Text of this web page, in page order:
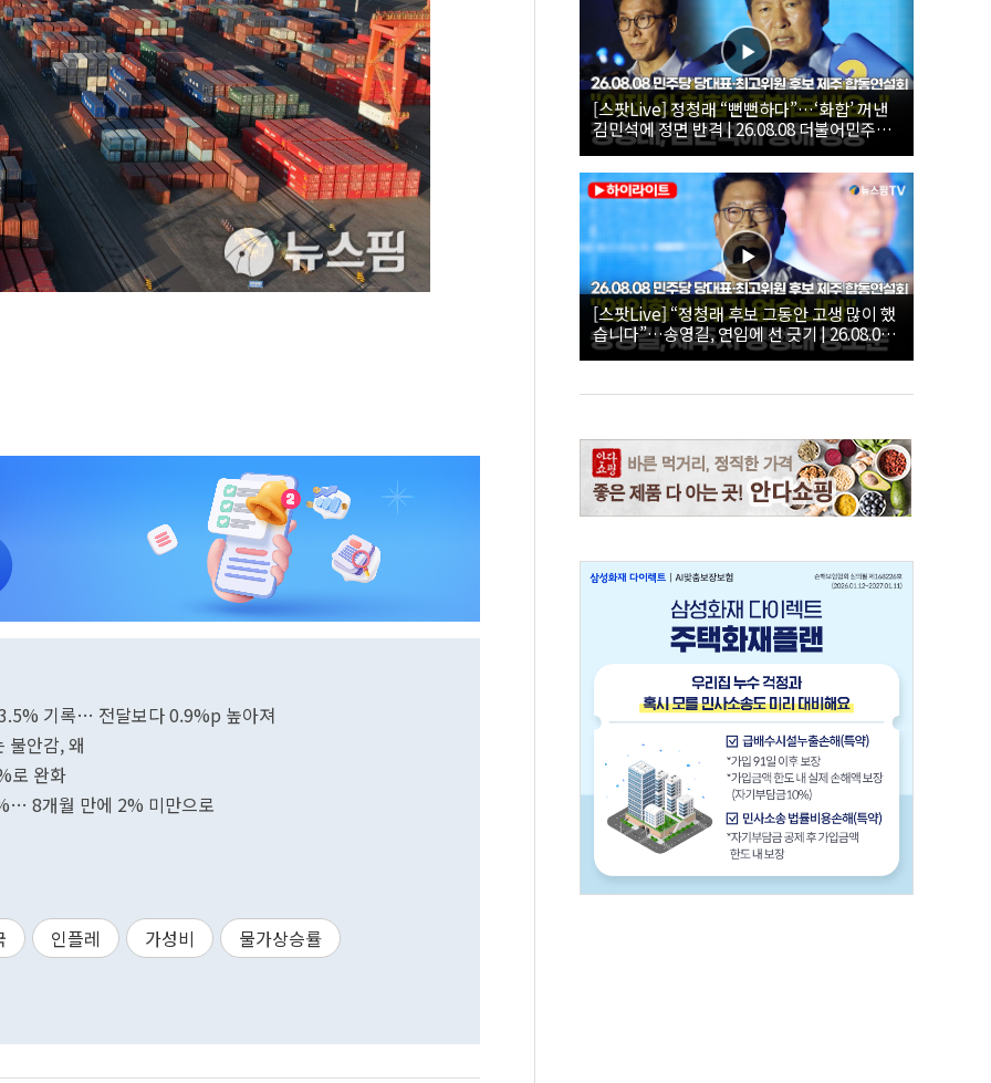
기록… 전달보다 0.9%p 높아져
불안감, 왜
로 완화
8개월 만에 2% 미만으로
인플레 가성비 물가상승률
[스팟Live] 정청래 “뻔뻔하다”…‘화합’ 꺼낸
김민석에 정면 반격 | 26.08.08 더불어민주당
당대표·최고위원 후보 제주 합동연설회
[스팟Live] “정청래 후보 그동안 고생 많이 했
습니다”…송영길, 연임에 선 긋기 | 26.08.08
더불어민주당 당대표·최고위원 후보 제주 합